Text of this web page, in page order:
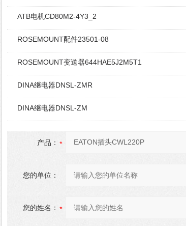
ATB电机CD80M2-4Y3_2
ROSEMOUNT配件23501-08
ROSEMOUNT变送器644HAE5J2M5T1
DINA继电器DNSL-ZMR
DINA继电器DNSL-ZM
产品：
您的单位：
您的姓名：